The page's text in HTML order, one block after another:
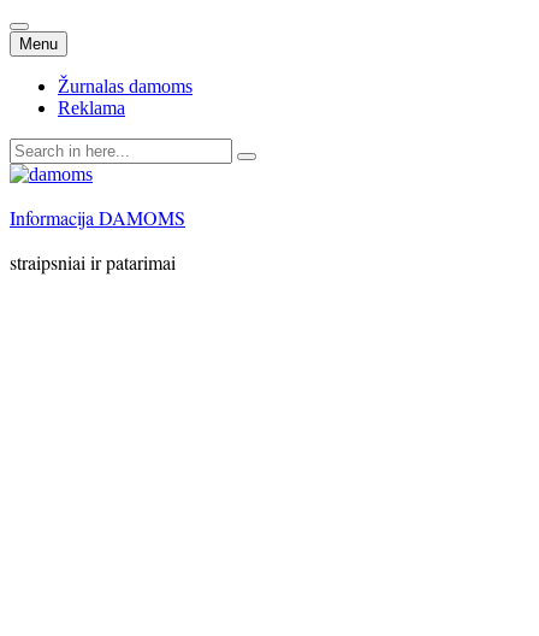
Menu Skip
to
content
Žurnalas damoms
Reklama
Search
for:
Informacija DAMOMS
straipsniai ir patarimai